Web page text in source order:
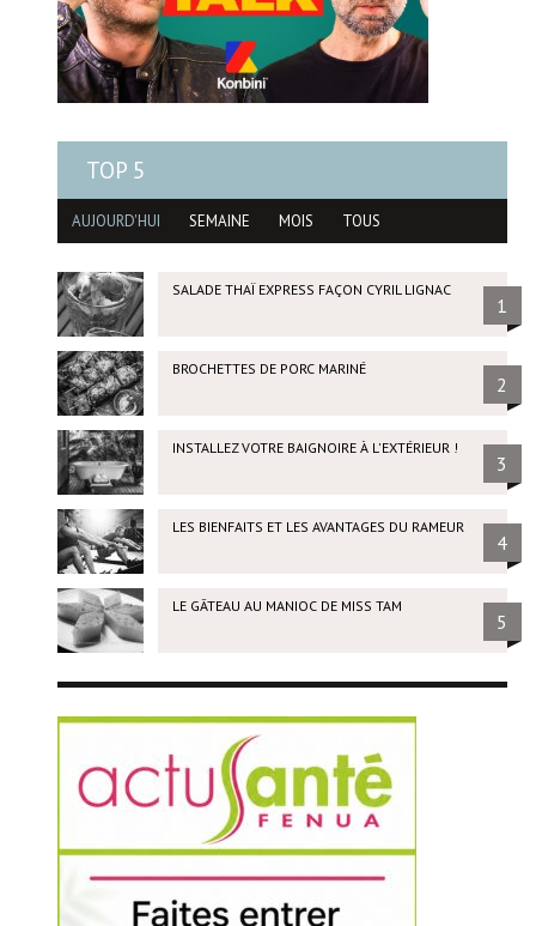
TOP 5
AUJOURD'HUI SEMAINE MOIS TOUS
SALADE THAÏ EXPRESS FAÇON CYRIL LIGNAC
1
BROCHETTES DE PORC MARINÉ
2
INSTALLEZ VOTRE BAIGNOIRE À L'EXTÉRIEUR !
3
LES BIENFAITS ET LES AVANTAGES DU RAMEUR
4
LE GÂTEAU AU MANIOC DE MISS TAM
5